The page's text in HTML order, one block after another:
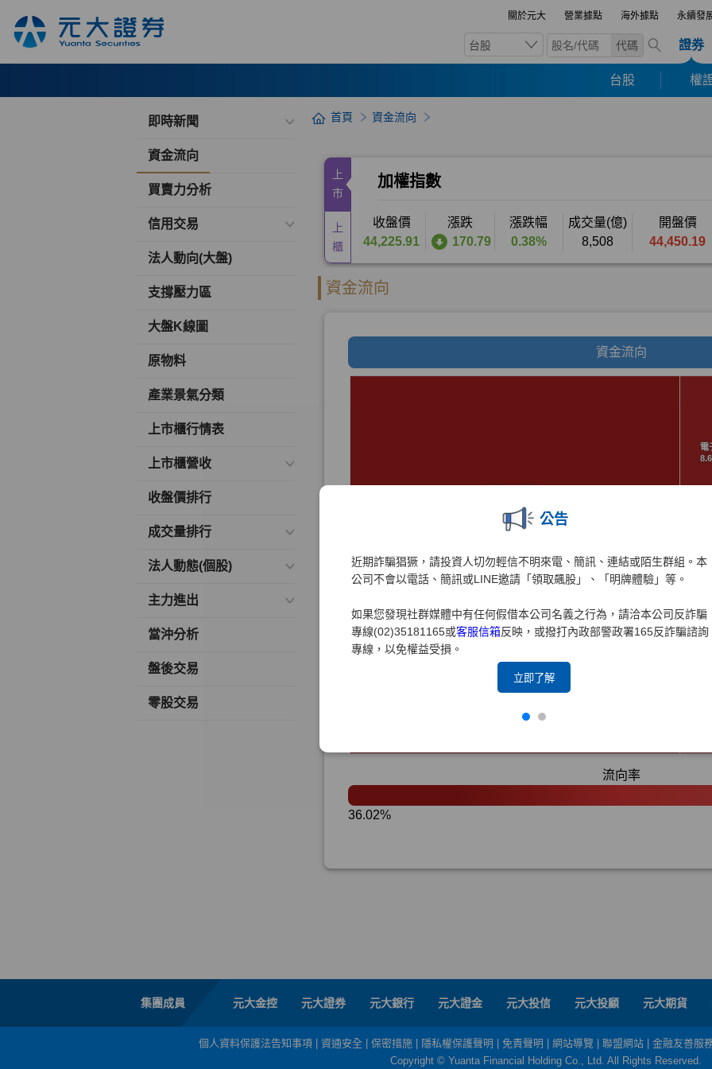
關於元大 營業據點 海外據點 永續發
台股 代碼 證券
台股 權
公告
近期詐騙猖獗，請投資人切勿輕信不明來電、簡訊、連結或陌生群組。本
公司不會以電話、簡訊或LINE邀請「領取飆股」、「明牌體驗」等。
如果您發現社群媒體中有任何假借本公司名義之行為，請洽本公司反詐騙
專線(02)35181165或客服信箱反映，或撥打內政部警政署165反詐騙諮詢
專線，以免權益受損。
立即了解
即時新聞
資金流向
買賣力分析
信用交易
法人動向(大盤)
支撐壓力區
大盤K線圖
原物料
產業景氣分類
上市櫃行情表
上市櫃營收
收盤價排行
成交量排行
法人動態(個股)
主力進出
當沖分析
盤後交易
零股交易
首頁 資金流向
集團成員 元大金控 元大證券 元大銀行 元大證金 元大投信 元大投顧 元大期貨
個人資料保護法告知事項 資通安全 保密措施 隱私權保護聲明 免責聲明 網站導覽 聯盟網站
金融友善服
Copyright © Yuanta Financial Holding Co., Ltd. All Rights Reserved.